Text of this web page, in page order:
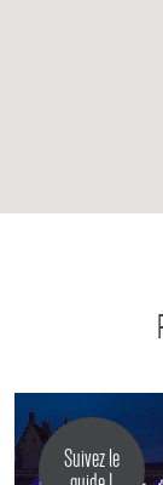
Suivez le